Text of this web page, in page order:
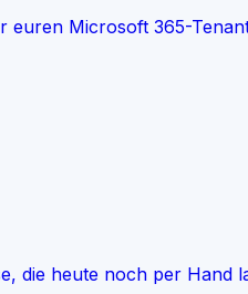
Microsoft 365-
die heute noch per Hand